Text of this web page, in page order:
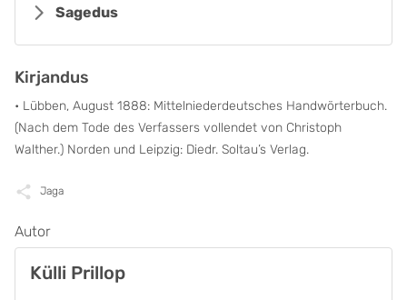
Sagedus
Kirjandus
• Lübben, August 1888: Mittelniederdeutsches Handwörterbuch.
(Nach dem Tode des Verfassers vollendet von Christoph
Walther.) Norden und Leipzig: Diedr. Soltau’s Verlag.
Jaga
Autor
Külli Prillop